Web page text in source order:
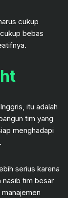
cukup
bebas
itu adalah
tim yang
menghadapi
serius karena
nasib tim besar